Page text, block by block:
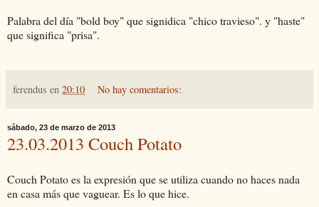
Palabra del día "bold boy" que signidica "chico travieso". y "haste"
que significa "prisa".
ferendus en 20:10 No hay comentarios:
sábado, 23 de marzo de 2013
23.03.2013 Couch Potato
Couch Potato es la expresión que se utiliza cuando no haces nada
en casa más que vaguear. Es lo que hice.